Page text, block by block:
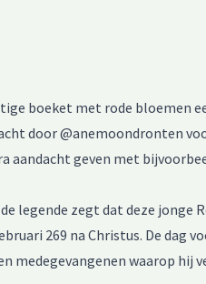
boeket met rode bloemen
door @anemoondronten
aandacht geven met
legende zegt dat deze jonge
269 na Christus. De dag
medegevangenen waarop hij